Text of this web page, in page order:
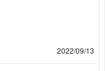
2022/09/13